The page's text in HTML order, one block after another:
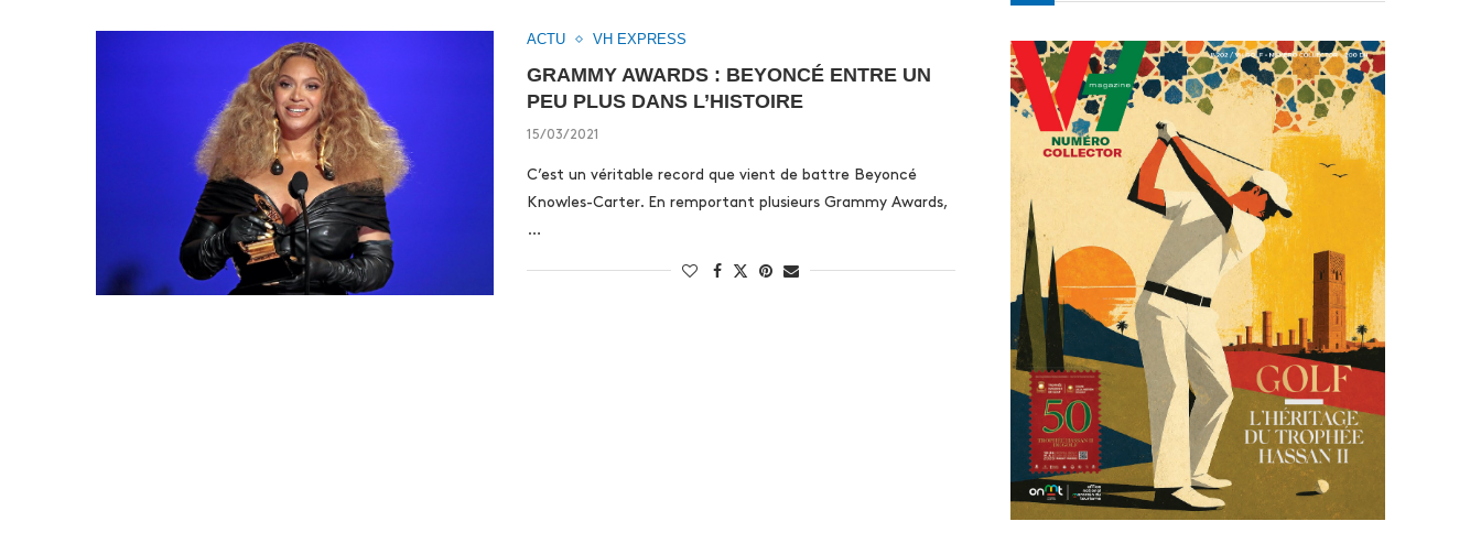
ACTU VH EXPRESS
GRAMMY AWARDS : BEYONCÉ ENTRE UN
PEU PLUS DANS L’HISTOIRE
15/03/2021
C’est un véritable record que vient de battre Beyoncé
Knowles-Carter. En remportant plusieurs Grammy Awards,
…